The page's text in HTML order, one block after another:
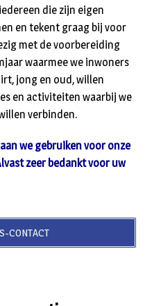
die zijn eigen
en tekent graag bij voor
met de voorbereiding
waarmee we inwoners
jong en oud, willen
en activiteiten waarbij we
verbinden.
we gebruiken voor onze
zeer bedankt voor uw
CONTACT